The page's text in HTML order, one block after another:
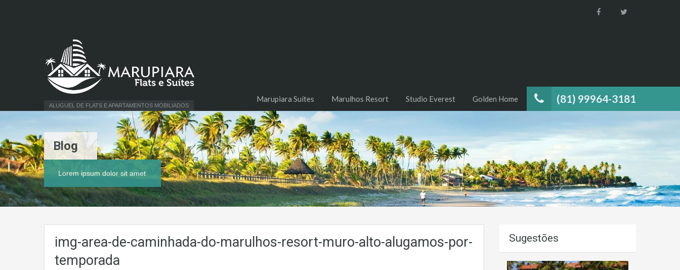
ALUGUEL DE FLATS E APARTAMENTOS MOBILIADOS
(81) 99964-3181
Marupiara Suítes Marulhos Resort Studio Everest Golden Home
Blog
Lorem ipsum dolor sit amet
img-area-de-caminhada-do-marulhos-resort-muro-alto-alugamos-por-
temporada
Sugestões